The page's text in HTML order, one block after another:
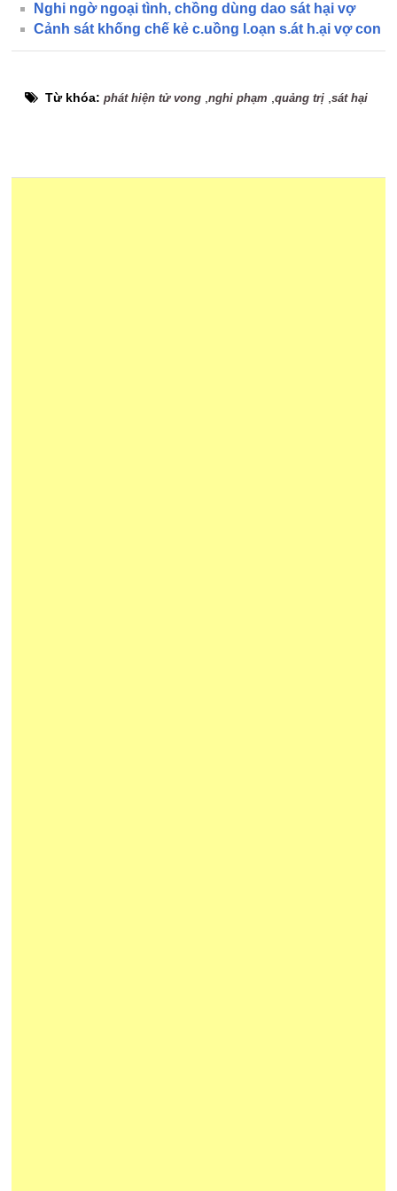
Nghi ngờ ngoại tình, chồng dùng dao sát hại vợ
Cảnh sát khống chế kẻ c.uồng l.oạn s.át h.ại vợ con
Từ khóa:phát hiện tử vong ,nghi phạm ,quảng trị ,sát hại